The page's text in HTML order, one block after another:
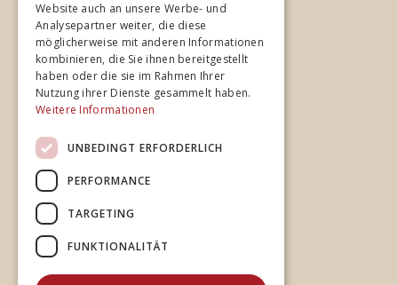
Studios
Spezialisierung
Team
Cases
News
Rechtliches
Impressum
Datenschutz
Website auch an unsere Werbe- und
Analysepartner weiter, die diese
möglicherweise mit anderen Informationen
kombinieren, die Sie ihnen bereitgestellt
haben oder die sie im Rahmen Ihrer
Nutzung ihrer Dienste gesammelt haben.
Weitere Informationen
UNBEDINGT ERFORDERLICH
PERFORMANCE
TARGETING
FUNKTIONALITÄT